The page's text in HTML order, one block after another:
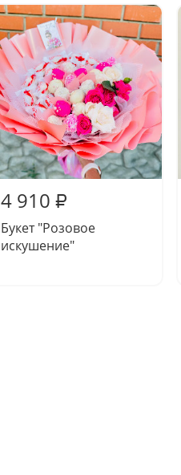
4 910 ₽
Букет "Розовое
искушение"